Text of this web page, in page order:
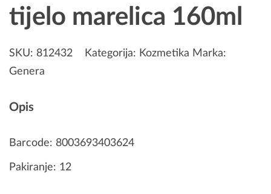
tijelo marelica 160ml
SKU: 812432 Kategorija: Kozmetika Marka:
Genera
Opis
Barcode: 8003693403624
Pakiranje: 12